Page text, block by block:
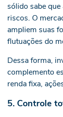
sólido sabe
riscos. O
ampliem suas
flutuações do
Dessa forma,
complemento
renda fixa,
5. Controle